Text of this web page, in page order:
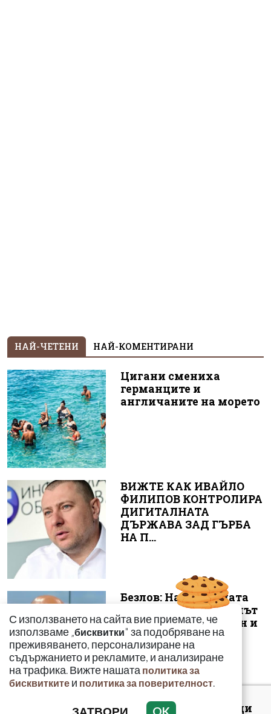
НАЙ-ЧЕТЕНИ НАЙ-КОМЕНТИРАНИ
Цигани смениха
германците и
англичаните на морето
ВИЖТЕ КАК ИВАЙЛО
ФИЛИПОВ КОНТРОЛИРА
ДИГИТАЛНАТА
ДЪРЖАВА ЗАД ГЪРБА
НА П...
Безлов: Най-голямата
опасност е фентанилът
да се смесва с кокаин и
„би...
Киев: 16 000 чужденци
С използването на сайта вие приемате, че
използваме „бисквитки" за подобряване на
преживяването, персонализиране на
съдържанието и рекламите, и анализиране
на трафика. Вижте нашата политика за
бисквитките и политика за поверителност.